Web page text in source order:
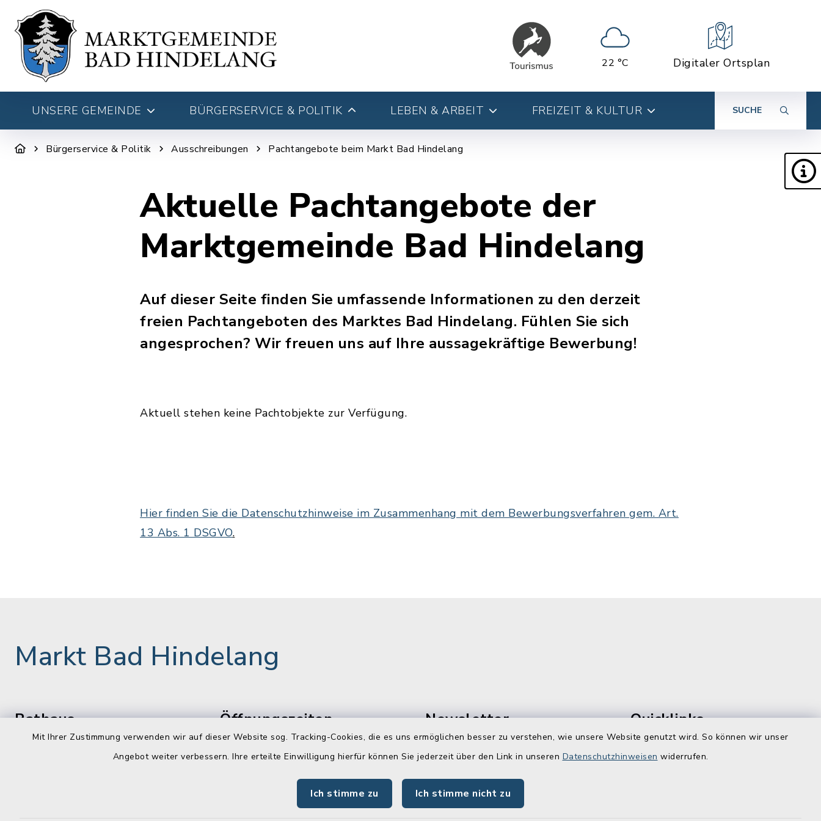
Mit Ihrer Zustimmung verwenden wir auf dieser Website sog. Tracking-Cookies, die es uns ermöglichen besser zu verstehen, wie unsere Website genutzt wird. So können wir unser
Angebot weiter verbessern. Ihre erteilte Einwilligung hierfür können Sie jederzeit über den Link in unseren Datenschutzhinweisen widerrufen.
Ich stimme zu Ich stimme nicht zu
22 °C Digitaler Ortsplan
UNSERE GEMEINDE BÜRGERSERVICE & POLITIK LEBEN & ARBEIT FREIZEIT & KULTUR SUCHE
Bürgerservice & Politik Ausschreibungen Pachtangebote beim Markt Bad Hindelang
Aktuelle Pachtangebote der
Marktgemeinde Bad Hindelang
Auf dieser Seite finden Sie umfassende Informationen zu den derzeit
freien Pachtangeboten des Marktes Bad Hindelang. Fühlen Sie sich
angesprochen? Wir freuen uns auf Ihre aussagekräftige Bewerbung!
Aktuell stehen keine Pachtobjekte zur Verfügung.
Hier finden Sie die Datenschutzhinweise im Zusammenhang mit dem Bewerbungsverfahren gem. Art.
13 Abs. 1 DSGVO.
Markt Bad Hindelang
Rathaus Öffnungszeiten Newsletter
unserem wöchentlichen
Newsletter an!
Quicklinks